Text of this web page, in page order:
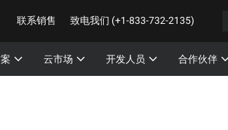
联系销售 致电我们 (+1-833-732-2135)
云市场 开发人员 合作伙伴